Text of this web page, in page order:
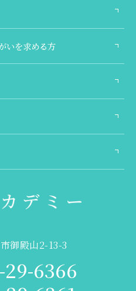
御殿山2-13-3
6366
いを求める方